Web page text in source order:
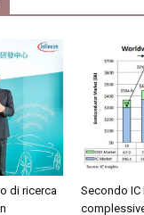
di ricerca
Secondo IC